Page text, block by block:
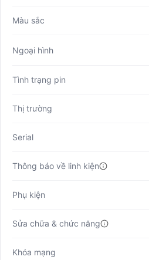
Màu sắc
Ngoại hình
Tình trạng pin
Thị trường
Serial
Thông báo về linh kiện
Phụ kiện
Sửa chữa & chức năng
Khóa mạng